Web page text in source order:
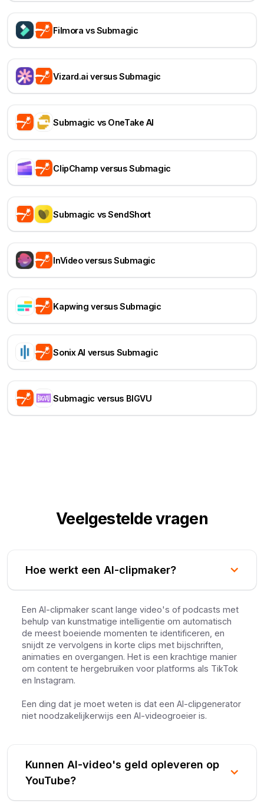
Filmora vs Submagic
Vizard.ai versus Submagic
Submagic vs OneTake AI
ClipChamp versus Submagic
Submagic vs SendShort
InVideo versus Submagic
Kapwing versus Submagic
Sonix AI versus Submagic
Submagic versus BIGVU
Veelgestelde vragen
Hoe werkt een AI-clipmaker?
Een AI-clipmaker scant lange video's of podcasts met
behulp van kunstmatige intelligentie om automatisch
de meest boeiende momenten te identificeren, en
snijdt ze vervolgens in korte clips met bijschriften,
animaties en overgangen. Het is een krachtige manier
om content te hergebruiken voor platforms als TikTok
en Instagram.
Een ding dat je moet weten is dat een AI-clipgenerator
niet noodzakelijkerwijs een AI-videogroeier is.
Kunnen AI-video's geld opleveren op
YouTube?